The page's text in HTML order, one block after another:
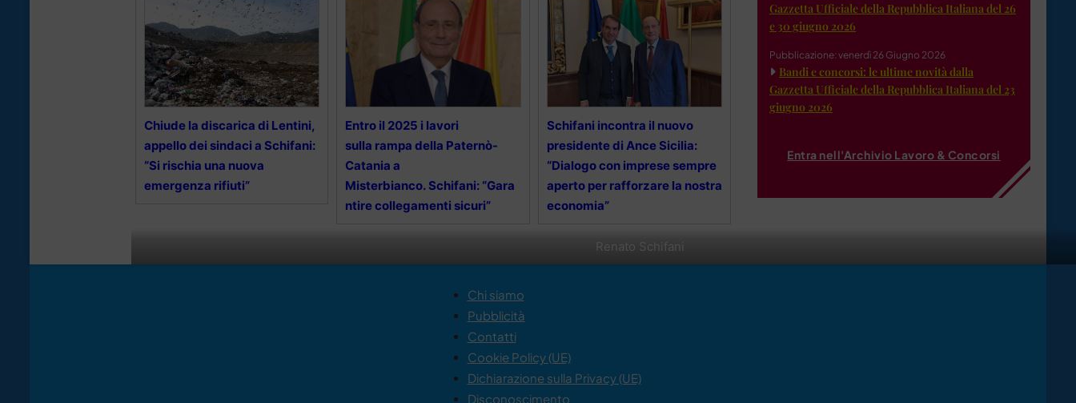
Renato Schifani
Chiude la discarica di Lentini,
appello dei sindaci a Schifani:
“Si rischia una nuova
emergenza rifiuti”
Entro il 2025 i lavori
sulla rampa della Paternò-
Catania a
Misterbianco. Schifani: “Gara
ntire collegamenti sicuri”
Schifani incontra il nuovo
presidente di Ance Sicilia:
“Dialogo con imprese sempre
aperto per rafforzare la nostra
economia”
Gazzetta Ufficiale della Repubblica Italiana del 26
e 30 giugno 2026
Pubblicazione: venerdì 26 Giugno 2026
Bandi e concorsi: le ultime novità dalla
Gazzetta Ufficiale della Repubblica Italiana del 23
giugno 2026
Entra nell'Archivio Lavoro & Concorsi
Chi siamo
Pubblicità
Contatti
Cookie Policy (UE)
Dichiarazione sulla Privacy (UE)
Disconoscimento